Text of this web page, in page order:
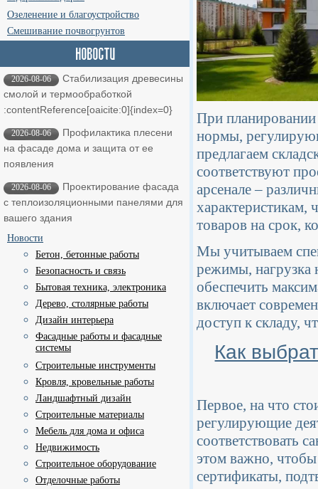
Озеленение и благоустройство
Смешивание почвогрунтов
2026-08-06
Стабилизация древесины
смолой и термообработкой ​
:contentReference[oaicite:0]{index=0}
2026-08-06
Профилактика плесени
на фасаде дома и защита от ее
появления
2026-08-06
Проектирование фасада
с теплоизоляционными панелями для
вашего здания
Новости
Бетон, бетонные работы
Безопасность и связь
Бытовая техника, электроника
Дерево, столярные работы
Дизайн интерьера
Фасадные работы и фасадные
системы
Строительные инструменты
Кровля, кровельные работы
Ландшафтный дизайн
Строительные материалы
Мебель для дома и офиса
Недвижимость
Строительное оборудование
Отделочные работы
При планировании
нормы,
предлагаем
соответствуют
арсенале –
характеристикам,
товаров на срок,
Мы учитываем
режимы, нагрузка
обеспечить
включает
доступ к складу,
Как
Первое, на что
регулирующие
соответствовать
этом важно,
сертификаты,